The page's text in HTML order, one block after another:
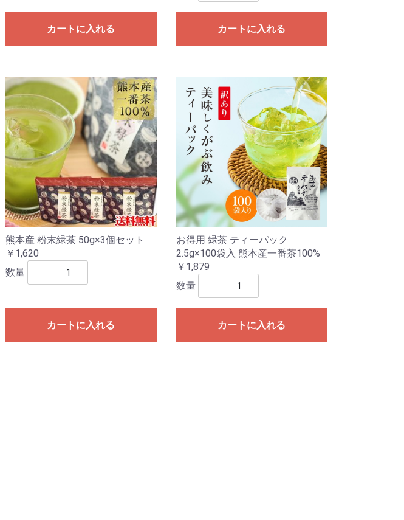
カートに入れる カートに入れる
熊本産 粉末緑茶 50g×3個セット
￥1,620
数量
カートに入れる
お得用 緑茶 ティーパック
2.5g×100袋入 熊本産一番茶100%
￥1,879
数量
カートに入れる